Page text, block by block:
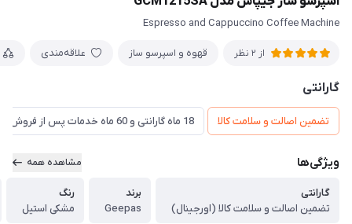
Espresso and Cappuccino Coffee Machine
از 2 نظر قهوه و اسپرسو ساز علاقه‌مندی
گارانتی
تضمین اصالت و سلامت کالا 18 ماه گارانتی و 60 ماه خدمات پس از فروش و ضمانت تعویض
ویژگی‌ها مشاهده همه
گارانتی
تضمین اصالت و سلامت کالا (اورجینال)
برند
Geepas
رنگ
مشکی استیل